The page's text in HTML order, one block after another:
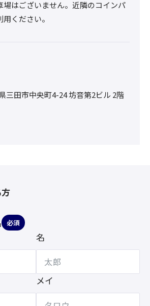
場はございません。近隣のコインパ
ください。
三田市中央町4-24 坊音第2ビル 2階
必須
名
メイ